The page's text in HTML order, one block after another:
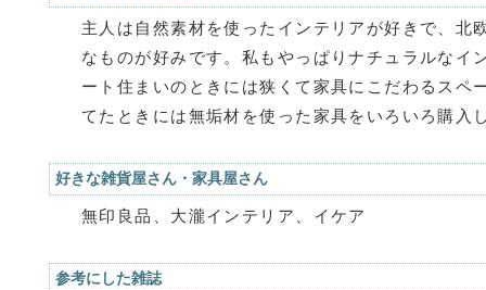
主人は自然素材を使ったインテリアが好きで、北
なものが好みです。私もやっぱりナチュラルなイ
ート住まいのときには狭くて家具にこだわるスペ
てたときには無垢材を使った家具をいろいろ購入
好きな雑貨屋さん・家具屋さん
無印良品、大瀧インテリア、イケア
参考にした雑誌